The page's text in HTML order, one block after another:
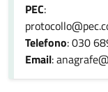
PEC:
Telefono: 030
Email: